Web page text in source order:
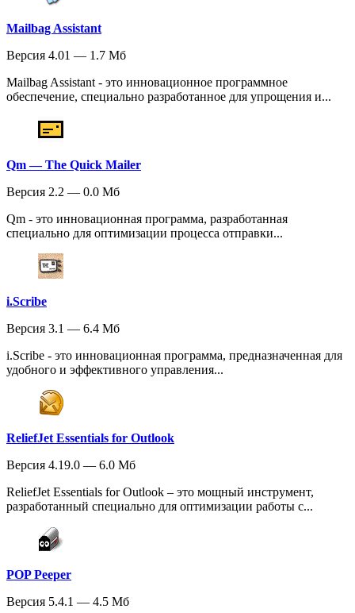
Mailbag Assistant
Версия 4.01 — 1.7 Мб
Mailbag Assistant - это инновационное программное
обеспечение, специально разработанное для упрощения и...
Qm — The Quick Mailer
Версия 2.2 — 0.0 Мб
Qm - это инновационная программа, разработанная
специально для оптимизации процесса отправки...
i.Scribe
Версия 3.1 — 6.4 Мб
i.Scribe - это инновационная программа, предназначенная для
удобного и эффективного управления...
ReliefJet Essentials for Outlook
Версия 4.19.0 — 6.0 Мб
ReliefJet Essentials for Outlook – это мощный инструмент,
разработанный специально для оптимизации работы с...
POP Peeper
Версия 5.4.1 — 4.5 Мб